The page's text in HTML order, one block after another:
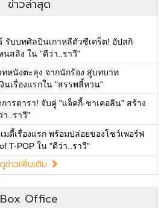
Box Office